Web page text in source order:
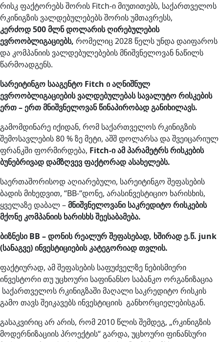
რისკ ფაქტორებს შორის Fitch-ი მიუთითებს, საქართველოს
რკინიგზის ვალდებულებებს შორის უმთავრესს,
კერძოდ 500 მლნ დოლარის ღირებულების
ევროობლიგაციებს, რომელიც 2028 წელს უნდა დაიფაროს
და კომპანიის ვალდებულებების მნიშვნელოვან ნაწილს
წარმოადგენს.
სარეიტინგო სააგენტო Fitch ი აღნიშნულ
ევროობლიგაციების ვალდებულებას სავალუტო რისკების
ერთ – ერთ მნიშვნელოვან წინაპირობად განიხილავს.
გამომდინარე იქიდან, რომ საქართველოს რკინიგზის
შემოსავლების 80 % ზე მეტი, აშშ დოლარსა და შვეიცარიულ
ფრანკში ფორმირდება, Fitch-ი ამ პარამეტრს რისკების
ბუნებრივად დამზღვევ ფაქტორად ასახელებს.
საერთაშორისოდ აღიარებული, სარეიტინგო შეფასების
ბადის მიხედვით, “BB-“დონე, არასინვესტიციო ხარისხის,
ყველაზე დაბალ –მნიშვნელოვანი საკრედიტო რისკების
მქონე კომპანიის ხარისხს შეესაბამება.
ბიზნესი BB – დონის რეალურ შეფასებად, ხშირად ე.წ. junk
(სანაგვე) ინვესტიციების კატეგორიად თვლის.
ფაქტიურად, ამ შეფასების საფუძველზე ნებისმიერი
ინვესტორი თუ უცხოური საფინანსო საბანკო ორგანიზაცია
საქართველოს რკინიგზაში მაღალი საკრედიტო რისკის
გამო თავს შეიკავებს ინვესტიციის განხორციელებისგან.
გასაკვირიც არ არის, რომ 2010 წლის შემდეგ, „რკინიგზის
მოდერნიზაციის პროექტის“ გარდა, უცხოური ფინანსური